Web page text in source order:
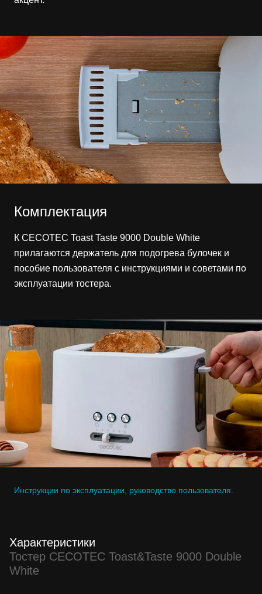
Комплектация
К CECOTEC Toast Taste 9000 Double White
прилагаются держатель для подогрева булочек и
пособие пользователя с инструкциями и советами по
эксплуатации тостера.
Инструкции по эксплуатации, руководство пользователя.
Характеристики
Тостер CECOTEC Toast&Taste 9000 Double
White